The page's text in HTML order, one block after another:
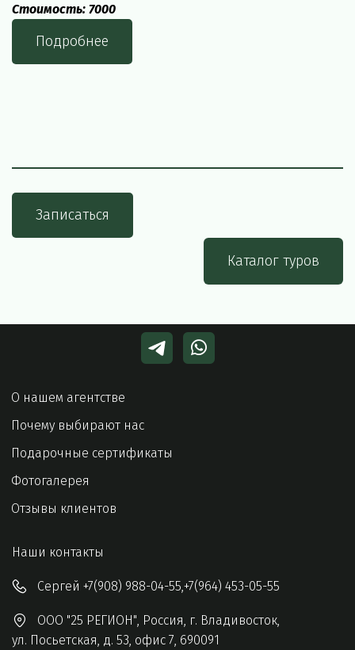
Стоимость: 7000
Подробнее
Записаться
Каталог туров
О нашем агентстве
Почему выбирают нас
Подарочные сертификаты
Фотогалерея
Отзывы клиентов
Наши контакты
ООО "25 РЕГИОН", Россия, г. Владивосток,
ул. Посьетская, д. 53, офис 7, 690091
Сергей +7(908) 988-04-55,+7(964) 453-05-55